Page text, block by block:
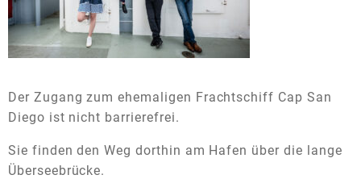
Der Zugang zum ehemaligen Frachtschiff Cap San
Diego ist nicht barrierefrei.
Sie finden den Weg dorthin am Hafen über die lange
Überseebrücke.